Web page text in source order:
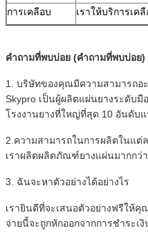
การเคลือบ
เราให้บริการเค
คำถามที่พบบ่อย (คำถามที่พบบ่อย)
1. บริษัทของคุณมีความสามารถอ
Skypro เป็นผู้ผลิตแผ่นยางระดับ
โรงงานยางที่ใหญ่ที่สุด 10 อันดับ
2.ความสามารถในการผลิตในแต่
เราผลิตผลิตภัณฑ์ยางแผ่นมากกว่
3. ฉันจะหาตัวอย่างได้อย่างไร
เรายินดีที่จะเสนอตัวอย่างฟรีให้
จ่ายนี้จะถูกหักออกจากการชำระเ